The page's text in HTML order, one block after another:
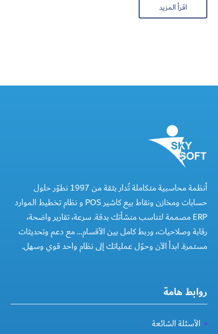
اقرأ المزيد
أنظمة محاسبية متكاملة تُدار بثقة من 1997 نطوّر حلول
حسابات ومخازن ونقاط بيع كاشير POS و نظام تخطيط الموارد
ERP مصممة لتناسب منشأتك بدقة. سرعة، تقارير واضحة،
رقابة وصلاحيات، وربط كامل بين الأقسام… مع دعم وتحديثات
مستمرة. ابدأ الآن وحوّل عملياتك إلى نظام واحد قوي وسهل.
روابط هامة
الأسئلة الشائعة